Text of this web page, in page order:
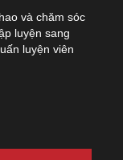
và chăm sóc
luyện sang
luyện viên